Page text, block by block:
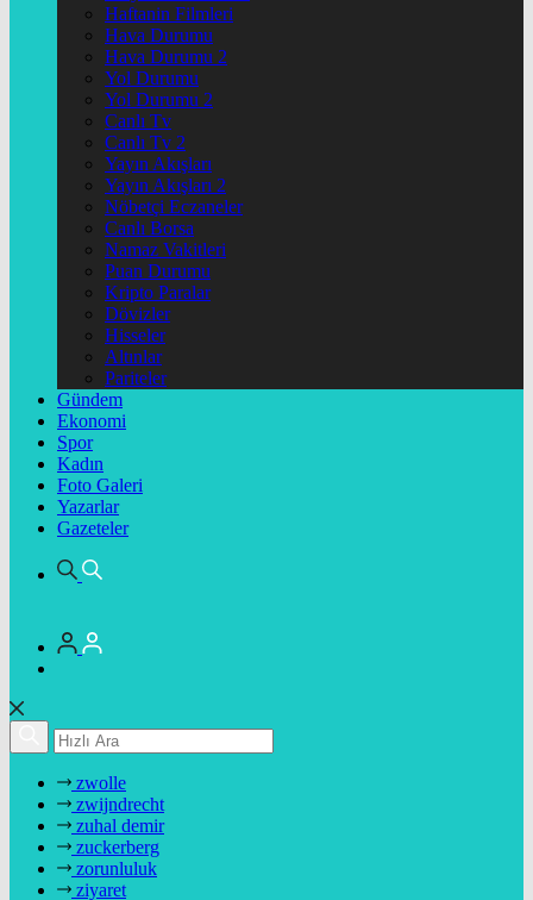
Haftanin Filmleri
Hava Durumu
Hava Durumu 2
Yol Durumu
Yol Durumu 2
Canlı Tv
Canlı Tv 2
Yayın Akışları
Yayın Akışları 2
Nöbetçi Eczaneler
Canlı Borsa
Namaz Vakitleri
Puan Durumu
Kripto Paralar
Dövizler
Hisseler
Altınlar
Pariteler
Gündem
Ekonomi
Spor
Kadın
Foto Galeri
Yazarlar
Gazeteler
zwolle
zwijndrecht
zuhal demir
zuckerberg
zorunluluk
ziyaret